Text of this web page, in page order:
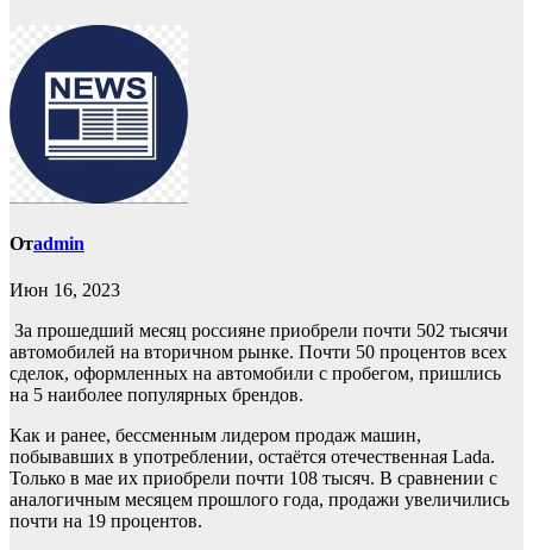
Отadmin
Июн 16, 2023
За прошедший месяц россияне приобрели почти 502 тысячи
автомобилей на вторичном рынке. Почти 50 процентов всех
сделок, оформленных на автомобили с пробегом, пришлись
на 5 наиболее популярных брендов.
Как и ранее, бессменным лидером продаж машин,
побывавших в употреблении, остаётся отечественная Lada.
Только в мае их приобрели почти 108 тысяч. В сравнении с
аналогичным месяцем прошлого года, продажи увеличились
почти на 19 процентов.